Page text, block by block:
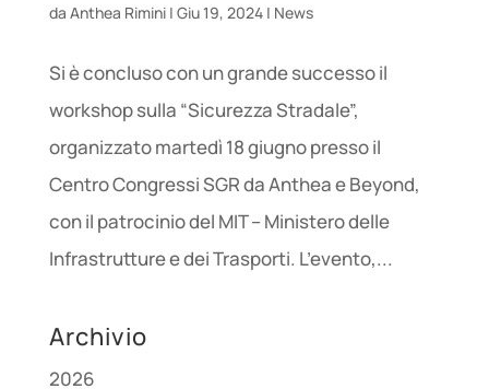
da Anthea Rimini| Giu 19, 2024| News
Si è concluso con un grande successo il
workshop sulla “Sicurezza Stradale”,
organizzato martedì 18 giugno presso il
Centro Congressi SGR da Anthea e Beyond,
con il patrocinio del MIT – Ministero delle
Infrastrutture e dei Trasporti. L’evento,...
Archivio
2026